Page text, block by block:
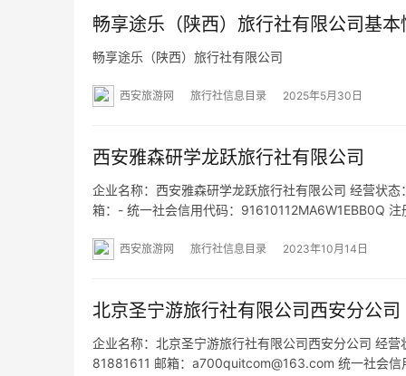
畅享途乐（陕西）旅行社有限公司基
畅享途乐（陕西）旅行社有限公司
西安旅游网 旅行社信息目录 2025年5月30日
西安雅森研学龙跃旅行社有限公司
企业名称：西安雅森研学龙跃旅行社有限公司 经营状
箱：- 统一社会信用代码：91610112MA6W1EBB0Q
西安旅游网 旅行社信息目录 2023年10月14日
北京圣宁游旅行社有限公司西安分公司
企业名称：北京圣宁游旅行社有限公司西安分公司 经
81881611 邮箱：a700quitcom@163.com 统一社会